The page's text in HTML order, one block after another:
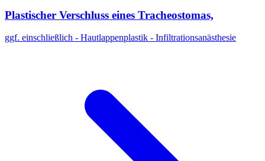
Plastischer Verschluss eines Tracheostomas,
ggf. einschließlich - Hautlappenplastik - Infiltrationsanästhesie